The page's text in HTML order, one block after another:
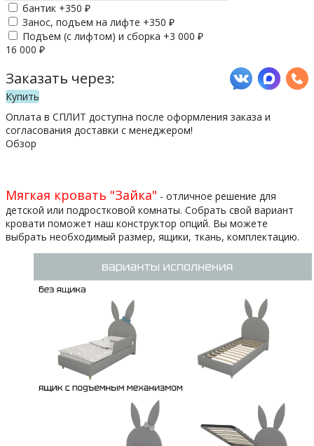
бантик +350 ₽
Занос, подъем на лифте +350 ₽
Подъем (с лифтом) и сборка +3 000 ₽
16 000 ₽
Заказать через:
Купить
Оплата в СПЛИТ доступна после оформления заказа и
согласования доставки с менеджером!
Обзор
Мягкая кровать "Зайка" - отличное решение для
детской или подростковой комнаты. Собрать свой вариант
кровати поможет наш конструктор опций. Вы можете
выбрать необходимый размер, ящики, ткань, комплектацию.